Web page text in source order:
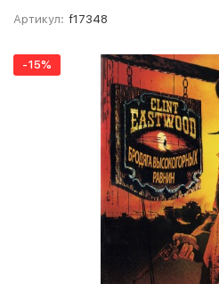
Артикул: f17348
-15%